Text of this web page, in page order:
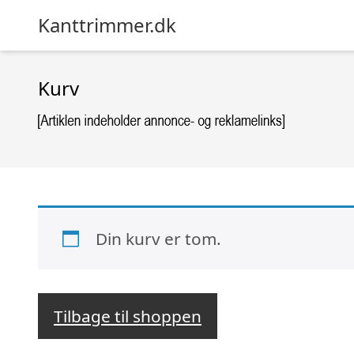
Kanttrimmer.dk
Kurv
Din kurv er tom.
Tilbage til shoppen